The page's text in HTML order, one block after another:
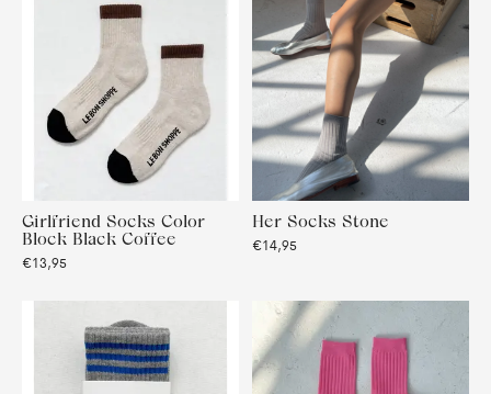
Girlfriend Socks Color
Block Black Coffee
€13,95
Her Socks Stone
€14,95